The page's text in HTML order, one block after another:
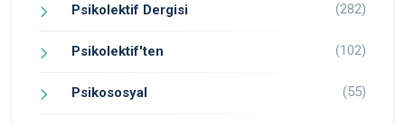
Psikolektif Dergisi (282)
Psikolektif'ten (102)
Psikososyal (55)